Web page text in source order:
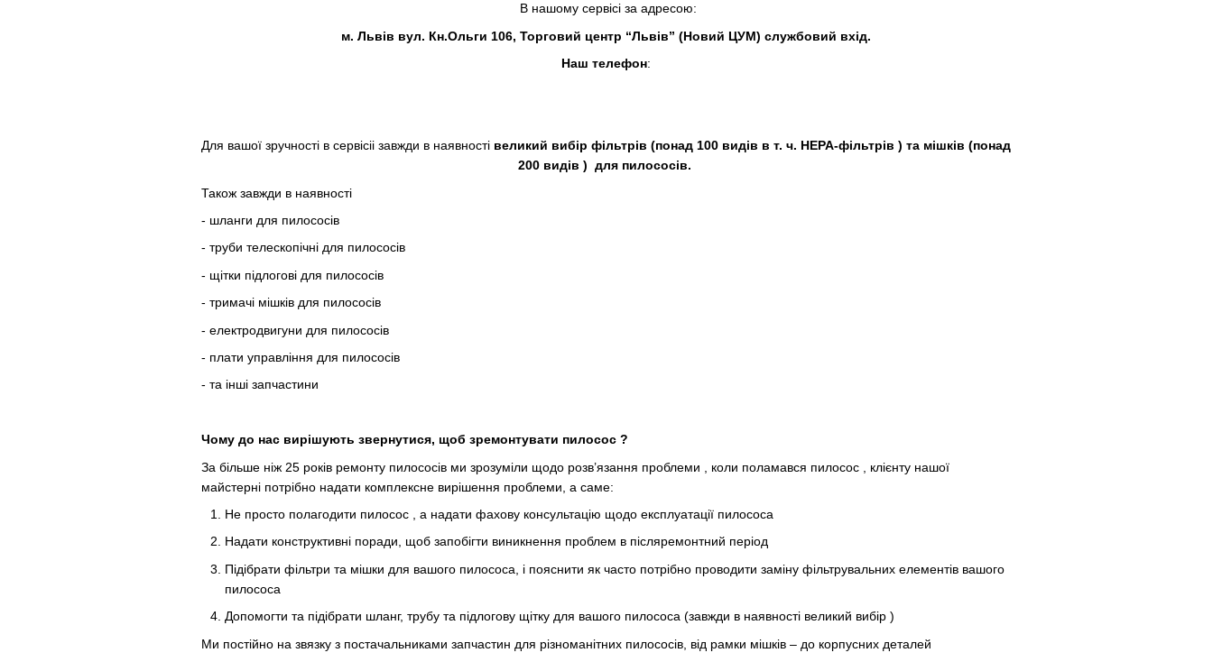
В нашому сервісі за адресою:
м. Львів вул. Кн.Ольги 106, Торговий центр “Львів” (Новий ЦУМ) службовий вхід.
Наш телефон:
Для вашої зручності в сервісіі завжди в наявності великий вибір фільтрів (понад 100 видів в т. ч. HEPA-фільтрів ) та мішків (понад
200 видів ) для пилососів.
Також завжди в наявності
- шланги для пилососів
- труби телескопічні для пилососів
- щітки підлогові для пилососів
- тримачі мішків для пилососів
- електродвигуни для пилососів
- плати управління для пилососів
- та інші запчастини
Чому до нас вирішують звернутися, щоб зремонтувати пилосос ?
За більше ніж 25 років ремонту пилососів ми зрозуміли щодо розв’язання проблеми , коли поламався пилосос , клієнту нашої
майстерні потрібно надати комплексне вирішення проблеми, а саме:
Не просто полагодити пилосос , а надати фахову консультацію щодо експлуатації пилососа
Надати конструктивні поради, щоб запобігти виникнення проблем в післяремонтний період
Підібрати фільтри та мішки для вашого пилососа, і пояснити як часто потрібно проводити заміну фільтрувальних елементів вашого
пилососа
Допомогти та підібрати шланг, трубу та підлогову щітку для вашого пилососа (завжди в наявності великий вибір )
Ми постійно на звязку з постачальниками запчастин для різноманітних пилососів, від рамки мішків – до корпусних деталей